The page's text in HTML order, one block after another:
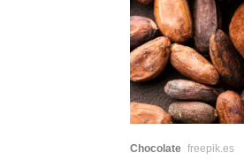
Chocolate freepik.es